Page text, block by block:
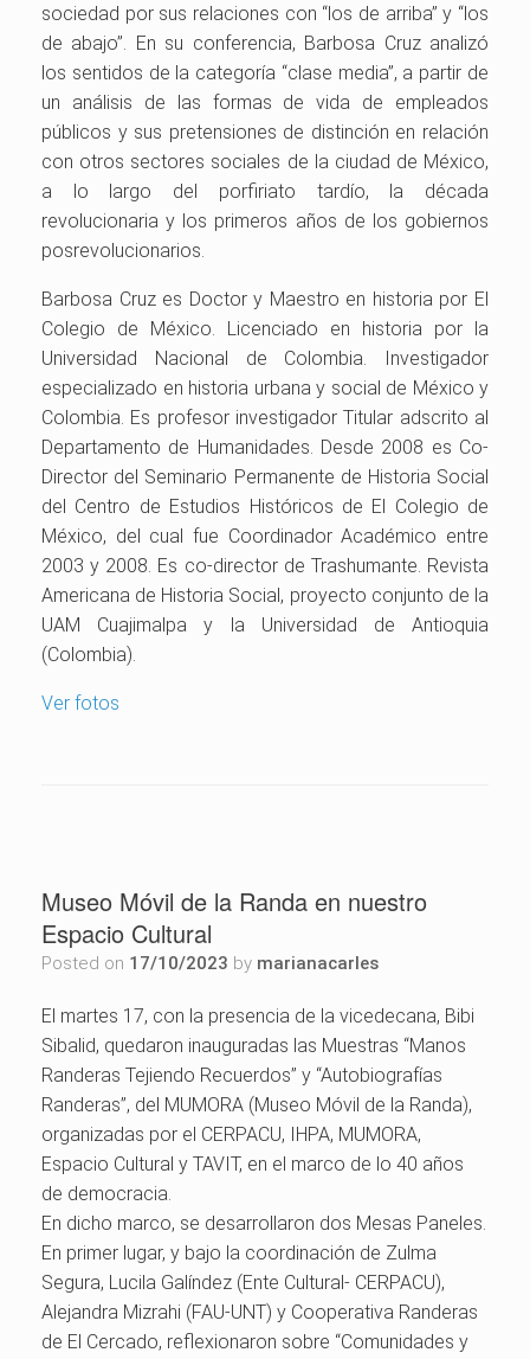
sociedad por sus relaciones con “los de arriba” y “los
de abajo”. En su conferencia, Barbosa Cruz analizó
los sentidos de la categoría “clase media”, a partir de
un análisis de las formas de vida de empleados
públicos y sus pretensiones de distinción en relación
con otros sectores sociales de la ciudad de México,
a lo largo del porfiriato tardío, la década
revolucionaria y los primeros años de los gobiernos
posrevolucionarios.
Barbosa Cruz es Doctor y Maestro en historia por El
Colegio de México. Licenciado en historia por la
Universidad Nacional de Colombia. Investigador
especializado en historia urbana y social de México y
Colombia. Es profesor investigador Titular adscrito al
Departamento de Humanidades. Desde 2008 es Co-
Director del Seminario Permanente de Historia Social
del Centro de Estudios Históricos de El Colegio de
México, del cual fue Coordinador Académico entre
2003 y 2008. Es co-director de Trashumante. Revista
Americana de Historia Social, proyecto conjunto de la
UAM Cuajimalpa y la Universidad de Antioquia
(Colombia).
Ver fotos
Museo Móvil de la Randa en nuestro
Espacio Cultural
Posted on 17/10/2023 by marianacarles
El martes 17, con la presencia de la vicedecana, Bibi
Sibalid, quedaron inauguradas las Muestras “Manos
Randeras Tejiendo Recuerdos” y “Autobiografías
Randeras”, del MUMORA (Museo Móvil de la Randa),
organizadas por el CERPACU, IHPA, MUMORA,
Espacio Cultural y TAVIT, en el marco de lo 40 años
de democracia.
En dicho marco, se desarrollaron dos Mesas Paneles.
En primer lugar, y bajo la coordinación de Zulma
Segura, Lucila Galíndez (Ente Cultural- CERPACU),
Alejandra Mizrahi (FAU-UNT) y Cooperativa Randeras
de El Cercado, reflexionaron sobre “Comunidades y